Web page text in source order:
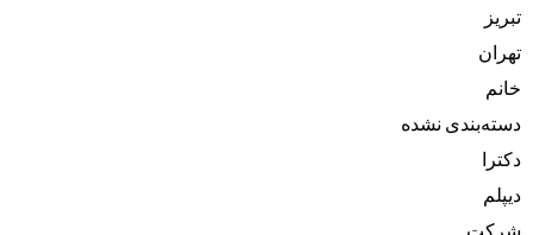
تبریز
تهران
خانم
دسته‌بندی نشده
دکترا
دیپلم
شرکت